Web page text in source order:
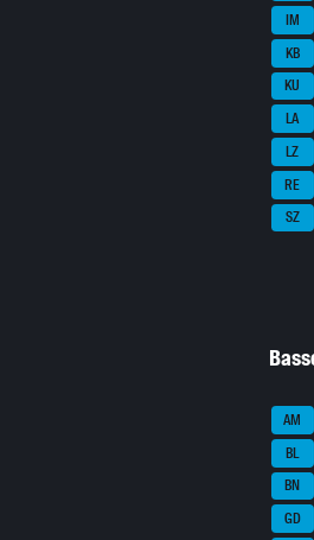
IM
KB
KU
LA
LZ
RE
SZ
AM
BL
BN
GD